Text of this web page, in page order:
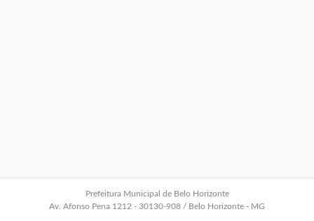
Prefeitura Municipal de Belo Horizonte
Av. Afonso Pena 1212 - 30130-908 / Belo Horizonte - MG